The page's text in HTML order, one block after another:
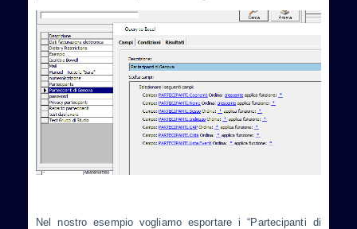
Nel nostro esempio vogliamo esportare i “Partecipanti di